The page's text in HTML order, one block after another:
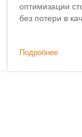
оптимизации
без потери в качестве.
Подробнее